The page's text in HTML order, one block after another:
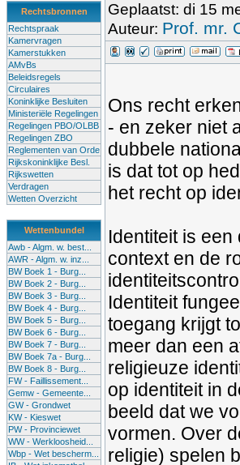
Rechtsbronnen
Rechtspraak
Kamervragen
Kamerstukken
AMvBs
Beleidsregels
Circulaires
Koninklijke Besluiten
Ministeriële Regelingen
Regelingen PBO/OLBB
Regelingen ZBO
Reglementen van Orde
Rijkskoninklijke Besl.
Rijkswetten
Verdragen
Wetten Overzicht
Wettenbundel
Awb - Algm. w. best...
AWR - Algm. w. inz...
BW Boek 1 - Burg...
BW Boek 2 - Burg...
BW Boek 3 - Burg...
BW Boek 4 - Burg...
BW Boek 5 - Burg...
BW Boek 6 - Burg...
BW Boek 7 - Burg...
BW Boek 7a - Burg...
BW Boek 8 - Burg...
FW - Faillissement...
Gemw - Gemeente...
GW - Grondwet
KW - Kieswet
PW - Provinciewet
WW - Werkloosheid...
Wbp - Wet bescherm...
Geplaatst: di 15
Auteur: Prof. mr.
Ons recht
- en zeker niet
dubbele
is dat tot op
het recht op
Identiteit is
context en de
Identiteit
toegang krijgt
meer dan een
religieuze
op identiteit in
beeld dat we
vormen. Over
religie) spelen